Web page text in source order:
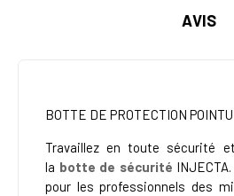
AVIS
BOTTE DE PROTECTION
Travaillez en toute sécurité
la botte de sécurité
pour les professionnels des